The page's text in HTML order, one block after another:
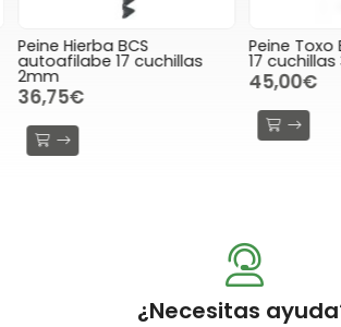
Peine Hierba BCS
autoafilabe 17 cuchillas
2mm
36,75€
Peine
17
45,00€
¿Necesitas